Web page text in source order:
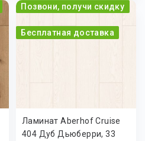
Позвони, получи скидку
Бесплатная доставка
Ламинат Aberhof Cruise
404 Дуб Дьюберри, 33